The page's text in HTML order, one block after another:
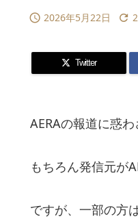
 2026年5月22日 
Twitter
AERAの報道に惑
もちろん発信元が
ですが、一部の方